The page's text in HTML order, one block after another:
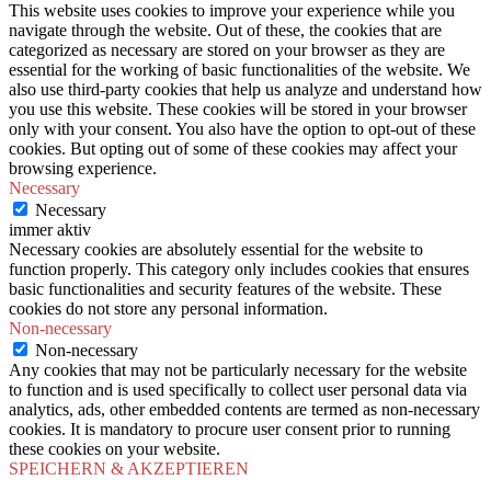
This website uses cookies to improve your experience while you
navigate through the website. Out of these, the cookies that are
categorized as necessary are stored on your browser as they are
essential for the working of basic functionalities of the website. We
also use third-party cookies that help us analyze and understand how
you use this website. These cookies will be stored in your browser
only with your consent. You also have the option to opt-out of these
cookies. But opting out of some of these cookies may affect your
browsing experience.
Necessary
Necessary
immer aktiv
Necessary cookies are absolutely essential for the website to
function properly. This category only includes cookies that ensures
basic functionalities and security features of the website. These
cookies do not store any personal information.
Non-necessary
Non-necessary
Any cookies that may not be particularly necessary for the website
to function and is used specifically to collect user personal data via
analytics, ads, other embedded contents are termed as non-necessary
cookies. It is mandatory to procure user consent prior to running
these cookies on your website.
SPEICHERN & AKZEPTIEREN